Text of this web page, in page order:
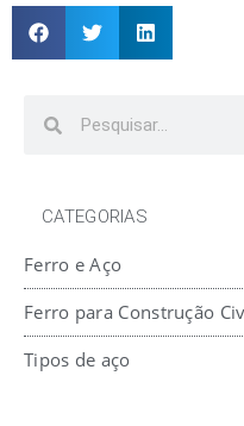
CATEGORIAS
Ferro e Aço
Ferro para Construção
Tipos de aço